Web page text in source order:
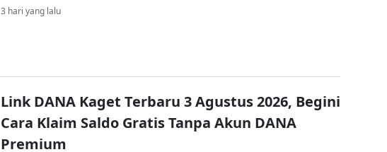
3 hari yang lalu
Link DANA Kaget Terbaru 3 Agustus 2026, Begini
Cara Klaim Saldo Gratis Tanpa Akun DANA
Premium